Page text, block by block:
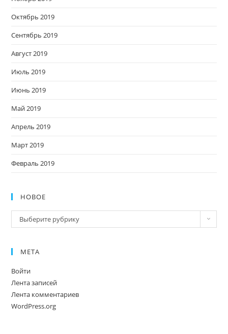
Октябрь 2019
Сентябрь 2019
Август 2019
Июль 2019
Июнь 2019
Май 2019
Апрель 2019
Март 2019
Февраль 2019
НОВОЕ
Новое
Выберите рубрику
МЕТА
Войти
Лента записей
Лента комментариев
WordPress.org